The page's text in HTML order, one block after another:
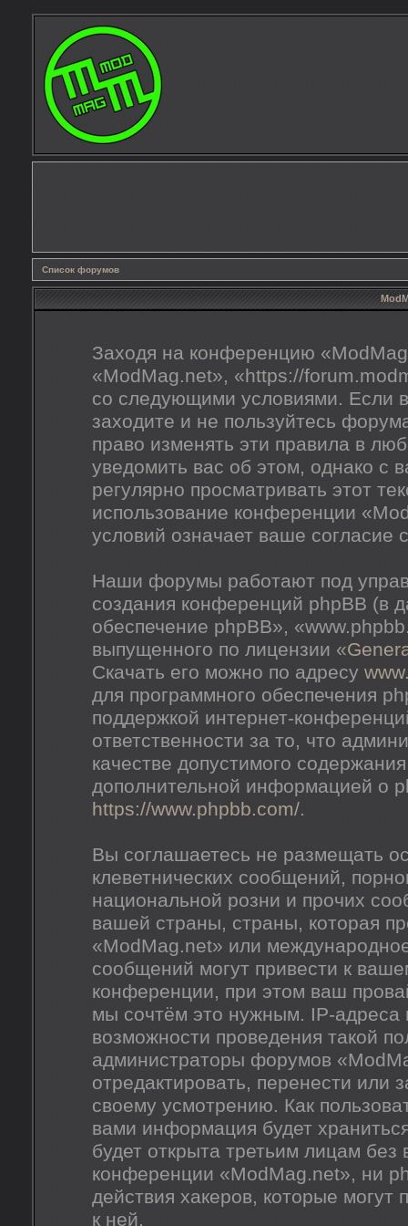
Список форумов
Заходя на конференцию
«ModMag.net», «https://
со следующими условиями. Если
заходите и не пользуйтесь
право изменять эти правила в
уведомить вас об этом, однако
регулярно просматривать этот
использование конференции
условий означает ваше согласие
Наши форумы работают под
создания конференций phpBB (в
обеспечение phpBB»,
выпущенного по лицензии «
Скачать его можно по адресу
для программного обеспечения
поддержкой интернет-
ответственности за то, что
качестве допустимого
дополнительной информацией о
https://www.phpbb.com/.
Вы соглашаетесь не размещать
клеветнических сообщений,
национальной розни и прочих
вашей страны, страны, которая
«ModMag.net» или
сообщений могут привести к
конференции, при этом ваш
мы сочтём это нужным. IP-адреса
возможности проведения такой
администраторы форумов
отредактировать, перенести
своему усмотрению. Как
вами информация будет
будет открыта третьим лицам
конференции «ModMag.net», ни
действия хакеров, которые могут
к ней.